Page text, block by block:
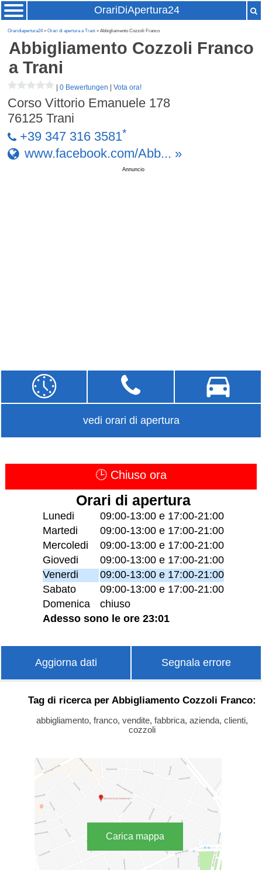
OrariDiApertura24
Oraridiapertura24»Orari di apertura a Trani » Abbigliamento Cozzoli Franco
Abbigliamento Cozzoli Franco
a Trani
|0 Bewertungen |Vota ora!
Corso Vittorio Emanuele 178
76125 Trani
+39 347 316 3581*
www.facebook.com/Abb... »
Annuncio
vedi orari di apertura
🕒 Chiuso ora
Orari di apertura
Lunedi
09:00-13:00 e 17:00-21:00
Martedi
09:00-13:00 e 17:00-21:00
Mercoledi
09:00-13:00 e 17:00-21:00
Giovedi
09:00-13:00 e 17:00-21:00
Venerdi
09:00-13:00 e 17:00-21:00
Sabato
09:00-13:00 e 17:00-21:00
Domenica
chiuso
Adesso sono le ore 23:01
Aggiorna dati Segnala errore
Tag di ricerca per Abbigliamento Cozzoli Franco:
abbigliamento, franco, vendite, fabbrica, azienda, clienti,
cozzoli
Carica mappa